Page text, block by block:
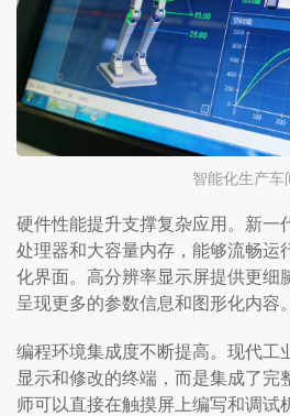
智能化生产车
硬件性能提升支撑复杂应用。新一
处理器和大容量内存，能够流畅运
化界面。高分辨率显示屏提供更细
呈现更多的参数信息和图形化内容。
编程环境集成度不断提高。现代工
显示和修改的终端，而是集成了完
师可以直接在触摸屏上编写和调试